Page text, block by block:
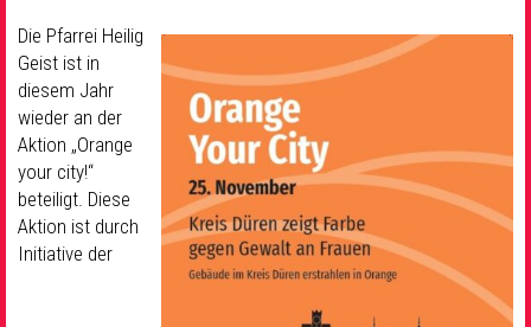
Seelsorge & Kontakt
Die Pfarrei Heilig
Geist ist in
diesem Jahr
wieder an der
Aktion „Orange
your city!“
beteiligt. Diese
Aktion ist durch
Initiative der